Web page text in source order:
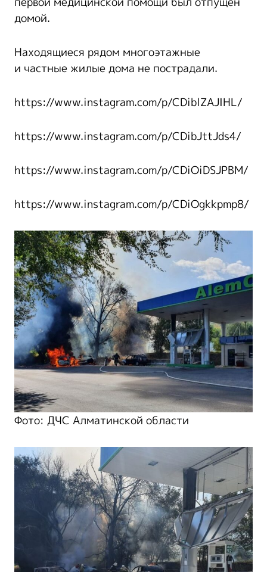
домой.
Находящиеся рядом многоэтажные
и частные жилые дома не пострадали.
https://www.instagram.com/p/CDiblZAJIHL/
https://www.instagram.com/p/CDibJttJds4/
https://www.instagram.com/p/CDiOiDSJPBM/
https://www.instagram.com/p/CDiOgkkpmp8/
Фото: ДЧС Алматинской области